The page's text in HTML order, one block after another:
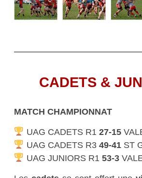
CADETS &
MATCH CHAMPIONNAT
UAG CADETS R1 27-15
UAG CADETS R3 49-41 ST
UAG JUNIORS R1 53-3